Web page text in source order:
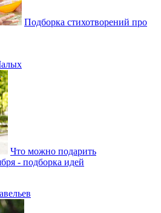
Подборка стихотворений про
Что можно подарить
- подборка идей